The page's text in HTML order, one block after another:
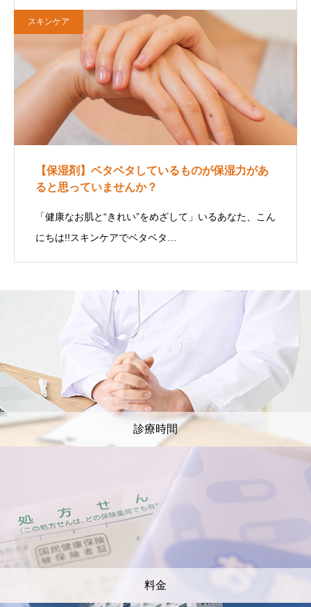
スキンケア
【保湿剤】ベタベタしているものが保湿力があ
ると思っていませんか？
「健康なお肌と“きれい”をめざして」いるあなた、こん
にちは!!スキンケアでベタベタ…
診療時間
料金